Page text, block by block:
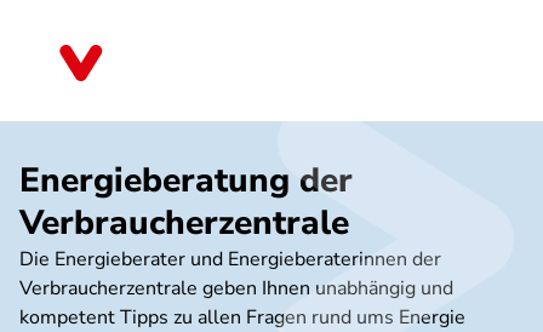
Energieberatung der
Verbraucherzentrale
Die Energieberater und Energieberaterinnen der
Verbraucherzentrale geben Ihnen unabhängig und
kompetent Tipps zu allen Fragen rund ums Energie